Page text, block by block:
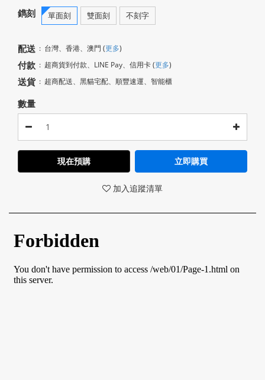
鐫刻 單面刻 雙面刻 不刻字
配送 : 台灣、香港、澳門 (更多)
付款 : 超商貨到付款、LINE Pay、信用卡(更多)
送貨 : 超商配送、黑貓宅配、順豐速運、智能櫃
數量
現在預購 立即購買
加入追蹤清單